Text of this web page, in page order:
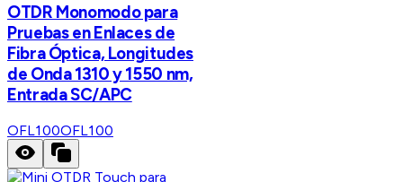
OTDR Monomodo para
Pruebas en Enlaces de
Fibra Óptica, Longitudes
de Onda 1310 y 1550 nm,
Entrada SC/APC
OFL100OFL100